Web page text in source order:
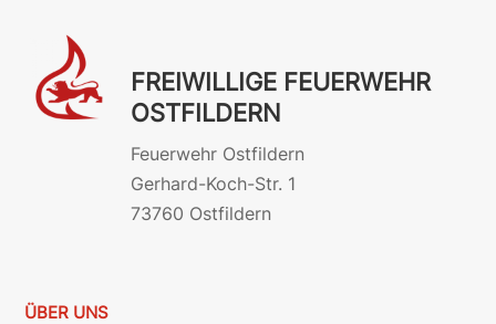
FREIWILLIGE FEUERWEHR
OSTFILDERN
Feuerwehr Ostfildern
Gerhard-Koch-Str. 1
73760 Ostfildern
ÜBER UNS